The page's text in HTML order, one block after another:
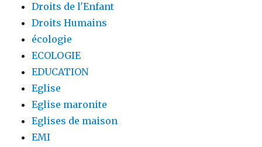
Droits de l'Enfant
Droits Humains
écologie
ECOLOGIE
EDUCATION
Eglise
Eglise maronite
Eglises de maison
EMI